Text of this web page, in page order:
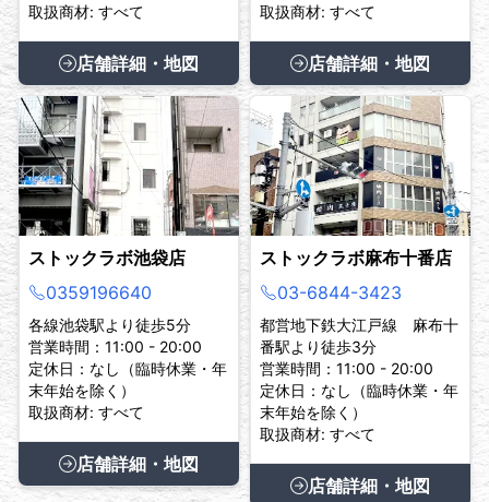
取扱商材: すべて
店舗詳細・地図
取扱商材: すべて
店舗詳細・地図
ストックラボ池袋店
0359196640
各線池袋駅より徒歩5分
営業時間：11:00 - 20:00
定休日：なし（臨時休業・年
末年始を除く）
取扱商材: すべて
店舗詳細・地図
ストックラボ麻布十番店
03-6844-3423
都営地下鉄大江戸線 麻布十
番駅より徒歩3分
営業時間：11:00 - 20:00
定休日：なし（臨時休業・年
末年始を除く）
取扱商材: すべて
店舗詳細・地図